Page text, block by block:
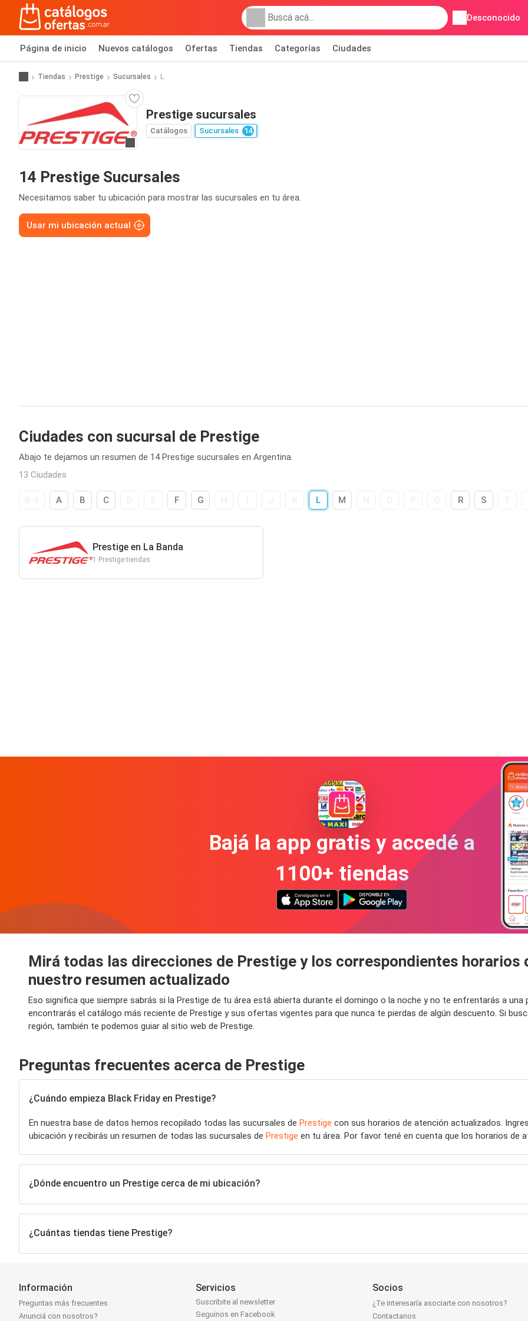
Desconocido
Página de inicio Nuevos catálogos Ofertas Tiendas Categorías Ciudades
Tiendas Prestige Sucursales L
Prestige sucursales
Catálogos Sucursales 14
14 Prestige Sucursales
Necesitamos saber tu ubicación para mostrar las sucursales en tu área.
Usar mi ubicación actual
Ciudades con sucursal de Prestige
Abajo te dejamos un resumen de 14 Prestige sucursales en Argentina.
13 Ciudades
A B C F G L M R S
Prestige en La Banda
1 Prestige tiendas
Bajá la app gratis y accedé a
1100+ tiendas
Mirá todas las direcciones de Prestige y los correspondientes horarios
nuestro resumen actualizado
Eso significa que siempre sabrás si la Prestige de tu área está abierta durante el domingo o la noche y no te enfrentarás a
encontrarás el catálogo más reciente de Prestige y sus ofertas vigentes para que nunca te pierdas de algún descuento. Si
región, también te podemos guiar al sitio web de Prestige.
Preguntas frecuentes acerca de Prestige
¿Cuándo empieza Black Friday en Prestige?
En nuestra base de datos hemos recopilado todas las sucursales de Prestige con sus horarios de atención actualizados.
ubicación y recibirás un resumen de todas las sucursales de Prestige en tu área. Por favor tené en cuenta que los horarios de
¿Dónde encuentro un Prestige cerca de mi ubicación?
¿Cuántas tiendas tiene Prestige?
Información
Preguntas más frecuentes
Anunciá con nosotros?
Servicios
Suscribite al newsletter
Seguinos en Facebook
Socios
¿Te interesaría asociarte con nosotros?
Contactanos